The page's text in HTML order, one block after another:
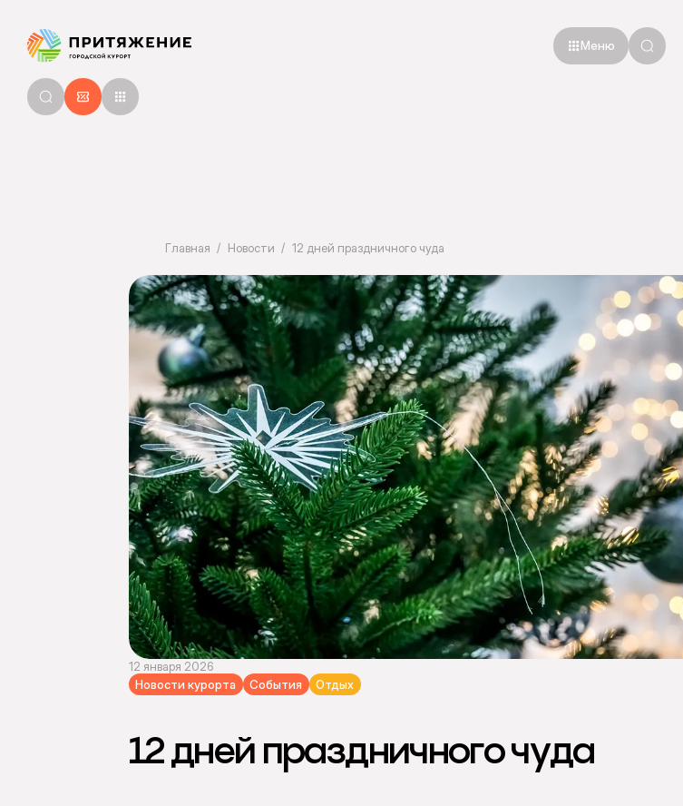
Меню
Главная Новости 12 дней праздничного чуда
12 января 2026
Новости курорта
События Отдых
12 дней праздничного чуда